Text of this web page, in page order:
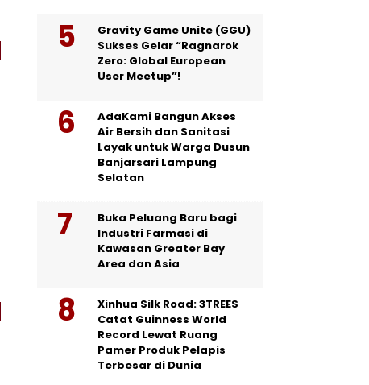
Gravity Game Unite (GGU)
Sukses Gelar “Ragnarok
Zero: Global European
User Meetup”!
AdaKami Bangun Akses
Air Bersih dan Sanitasi
Layak untuk Warga Dusun
Banjarsari Lampung
Selatan
Buka Peluang Baru bagi
Industri Farmasi di
Kawasan Greater Bay
Area dan Asia
Xinhua Silk Road: 3TREES
Catat Guinness World
Record Lewat Ruang
Pamer Produk Pelapis
Terbesar di Dunia